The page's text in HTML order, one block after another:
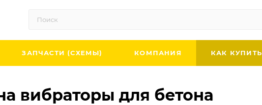
ЗАПЧАСТИ (СХЕМЫ) КОМПАНИЯ КАК КУПИТЬ
вибраторы для бетона